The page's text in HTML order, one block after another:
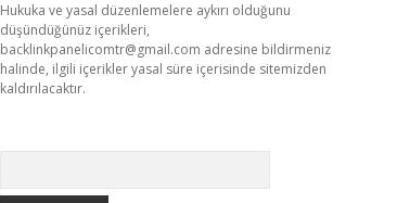
Hukuka ve yasal düzenlemelere aykırı olduğunu
düşündüğünüz içerikleri,
backlinkpanelicomtr@gmail.com adresine bildirmeniz
halinde, ilgili içerikler yasal süre içerisinde sitemizden
kaldırılacaktır.